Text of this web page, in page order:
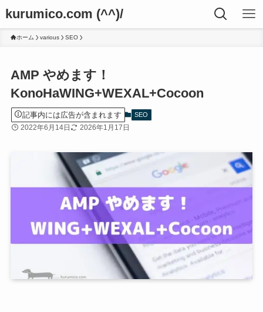
kurumico.com (^^)/
ホーム various SEO
AMP やめます！
KonoHaWING+WEXAL+Cocoon
記事内には広告が含まれます SEO
2022年6月14日 2026年1月17日